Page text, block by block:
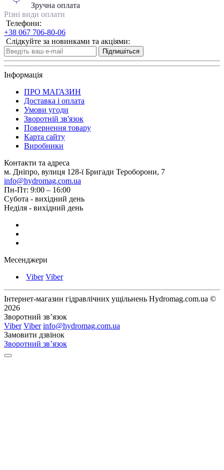
Зручна оплата
Різні види оплати
Телефони:
+38 067 706-80-06
Слідкуйте за новинками та акціями:
Підпишіться
Інформація
ПРО МАГАЗИН
Доставка і оплата
Умови угоди
Зворотній зв'язок
Повернення товару
Карта сайту
Виробники
Контакти та адреса
м. Дніпро, вулиця 128-ї Бригади Тероборони, 7
info@hydromag.com.ua
Пн-Пт: 9:00 – 16:00
Субота - вихідний день
Неділя - вихідний день
Месенджери
Viber Viber
Інтернет-магазин гідравлічних ущільнень Hydromag.com.ua ©
2026
Зворотний зв’язок
Viber Viber info@hydromag.com.ua
Замовити дзвінок
Зворотний зв’язок